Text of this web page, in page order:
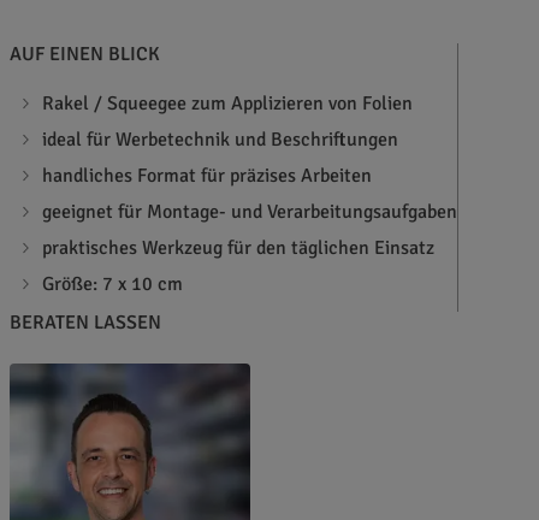
AUF EINEN BLICK
Rakel / Squeegee zum Applizieren von Folien
ideal für Werbetechnik und Beschriftungen
handliches Format für präzises Arbeiten
geeignet für Montage- und Verarbeitungsaufgaben
praktisches Werkzeug für den täglichen Einsatz
Größe: 7 x 10 cm
BERATEN LASSEN